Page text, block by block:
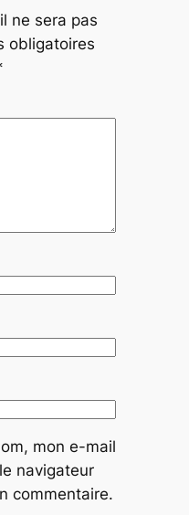
ne sera pas
obligatoires
mon e-mail
navigateur
commentaire.